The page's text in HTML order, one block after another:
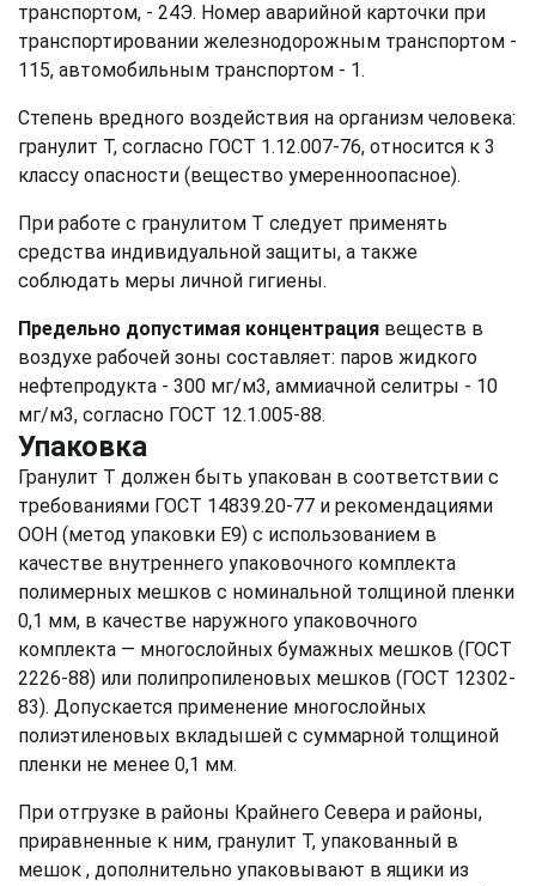
транспортом, - 24Э. Номер аварийной карточки при
транспортировании железнодорожным транспортом -
115, автомобильным транспортом - 1.
Степень вредного воздействия на организм человека:
гранулит Т, согласно ГОСТ 1.12.007-76, относится к 3
классу опасности (вещество умеренноопасное).
При работе с гранулитом Т следует применять
средства индивидуальной защиты, а также
соблюдать меры личной гигиены.
Предельно допустимая концентрация веществ в
воздухе рабочей зоны составляет: паров жидкого
нефтепродукта - 300 мг/м3, аммиачной селитры - 10
мг/м3, согласно ГОСТ 12.1.005-88.
Упаковка
Гранулит Т должен быть упакован в соответствии с
требованиями ГОСТ 14839.20-77 и рекомендациями
ООН (метод упаковки Е9) с использованием в
качестве внутреннего упаковочного комплекта
полимерных мешков с номинальной толщиной пленки
0,1 мм, в качестве наружного упаковочного
комплекта — многослойных бумажных мешков (ГОСТ
2226-88) или полипропиленовых мешков (ГОСТ 12302-
83). Допускается применение многослойных
полиэтиленовых вкладышей с суммарной толщиной
пленки не менее 0,1 мм.
При отгрузке в районы Крайнего Севера и районы,
приравненные к ним, гранулит Т, упакованный в
мешок , дополнительно упаковывают в ящики из